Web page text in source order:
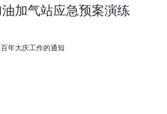
加气站应急预案演练